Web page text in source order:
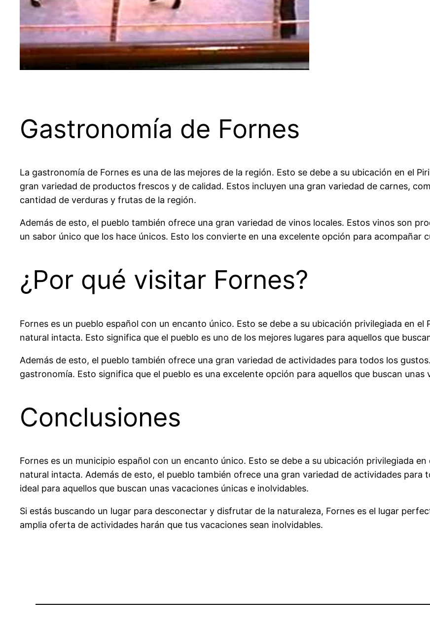
Gastronomía de Fornes
La gastronomía de Fornes es una de las mejores de la región. Esto se debe a su ubicación en el
gran variedad de productos frescos y de calidad. Estos incluyen una gran variedad de carnes,
cantidad de verduras y frutas de la región.
Además de esto, el pueblo también ofrece una gran variedad de vinos locales. Estos vinos son
un sabor único que los hace únicos. Esto los convierte en una excelente opción para acompañar
¿Por qué visitar Fornes?
Fornes es un pueblo español con un encanto único. Esto se debe a su ubicación privilegiada en
natural intacta. Esto significa que el pueblo es uno de los mejores lugares para aquellos que
Además de esto, el pueblo también ofrece una gran variedad de actividades para todos los
gastronomía. Esto significa que el pueblo es una excelente opción para aquellos que buscan unas
Conclusiones
Fornes es un municipio español con un encanto único. Esto se debe a su ubicación privilegiada
natural intacta. Además de esto, el pueblo también ofrece una gran variedad de actividades
ideal para aquellos que buscan unas vacaciones únicas e inolvidables.
Si estás buscando un lugar para desconectar y disfrutar de la naturaleza, Fornes es el lugar
amplia oferta de actividades harán que tus vacaciones sean inolvidables.